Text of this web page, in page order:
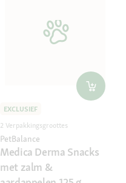
EXCLUSIEF
2 Verpakkingsgroottes
PetBalance
Medica Derma Snacks
met zalm &